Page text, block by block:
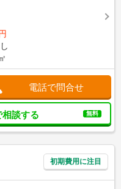
電話で問合せ
談する 無料
初期費用に注目